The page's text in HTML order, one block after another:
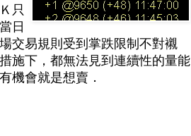
只
日
交易規則受到掌跌限制不對襯
施下，都無法見到連續性的量能
機會就是想賣．